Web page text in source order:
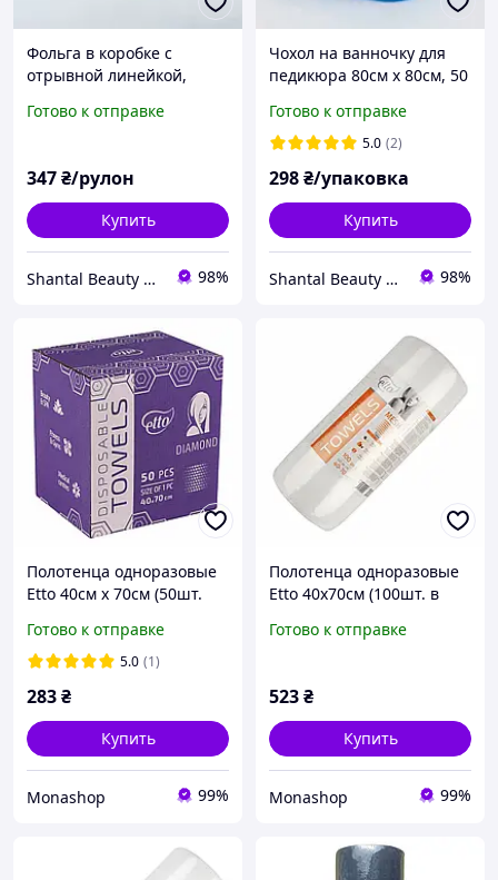
Фольга в коробке с
отрывной линейкой,
Etto
Готово к отправке
347₴/рулон
Купить
Shantal Beauty Shop 98%
Чохол на ванночку для
педикюра 80см х 80см, 50
Готово к отправке
5.0 (2)
298₴/упаковка
Купить
Shantal Beauty Shop 98%
Полотенца одноразовые
Etto 40см х 70см (50шт.
Готово к отправке
5.0 (1)
283₴
Купить
Monashop 99%
Полотенца одноразовые
Etto 40х70см (100шт. в
Готово к отправке
523₴
Купить
Monashop 99%